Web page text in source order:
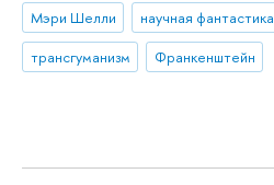
Мэри Шелли
научная фантастика
трансгуманизм
Франкенштейн